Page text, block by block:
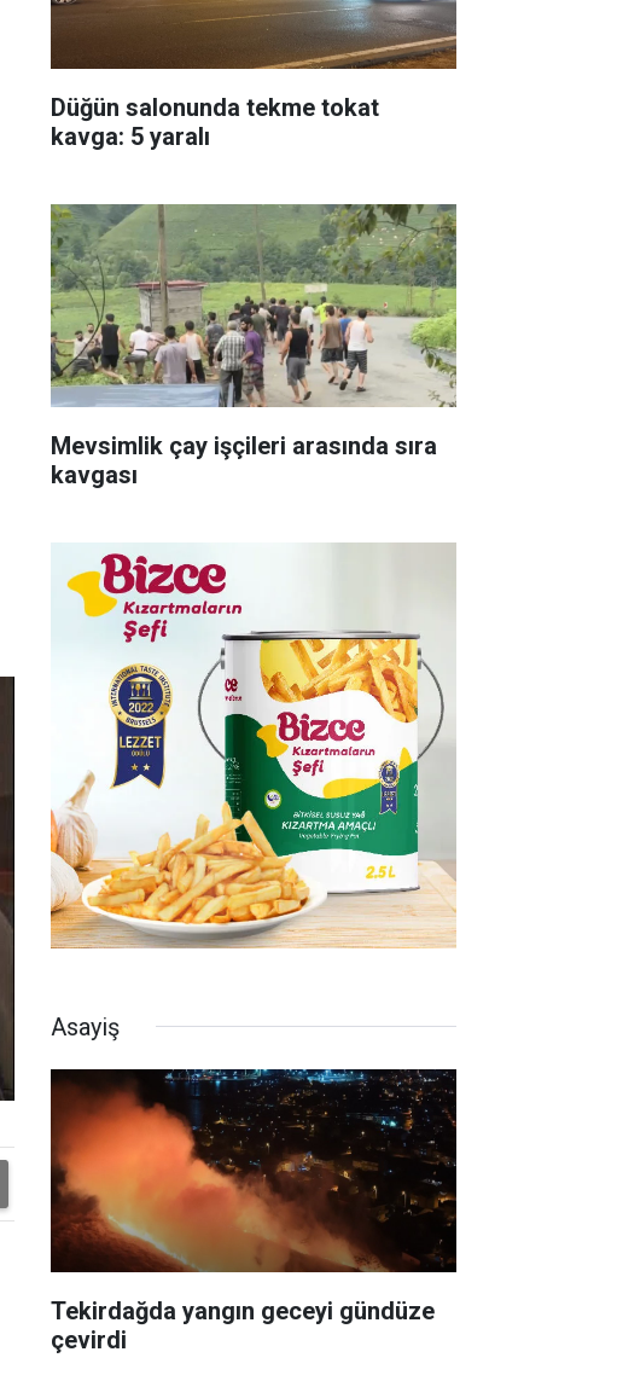
Düğün salonunda tekme tokat
kavga: 5 yaralı
Mevsimlik çay işçileri arasında sıra
kavgası
Asayiş
Tekirdağda yangın geceyi gündüze
çevirdi